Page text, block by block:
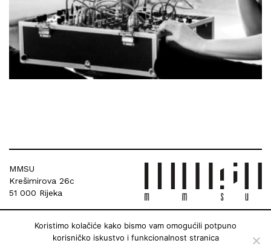
MMSU
Krešimirova 26c
51 000 Rijeka
Koristimo kolačiće kako bismo vam omogućili potpuno
korisničko iskustvo i funkcionalnost stranica